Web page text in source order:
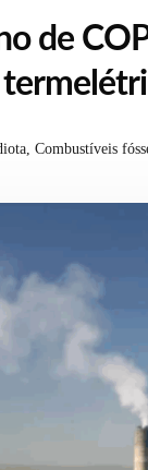
de
, Combustíveis